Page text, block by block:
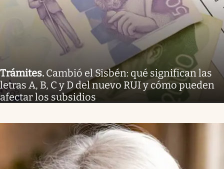
Trámites. Cambió el Sisbén: qué significan las
letras A, B, C y D del nuevo RUI y cómo pueden
afectar los subsidios